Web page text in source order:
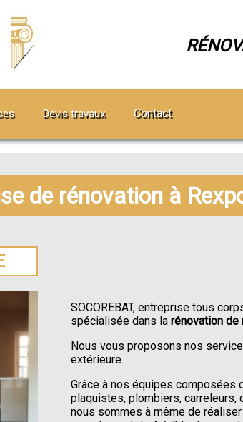
Devis travaux Contact
de rénovation à
SOCOREBAT, entreprise tous
spécialisée dans la rénovation de
Nous vous proposons nos
extérieure.
Grâce à nos équipes composées
plaquistes, plombiers, carreleurs,
nous sommes à même de